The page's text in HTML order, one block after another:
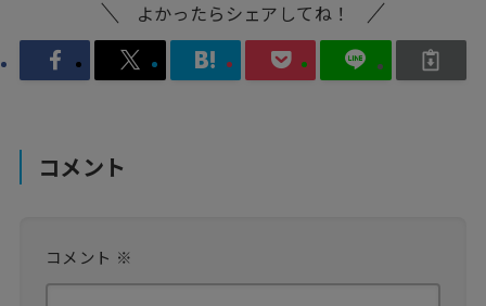
よかったらシェアしてね！
コメント
コメント ※